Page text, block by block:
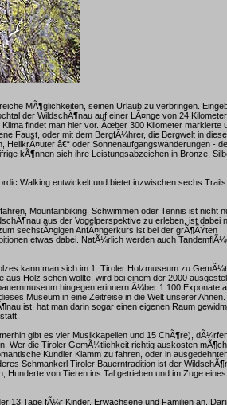
MÃ¶glichkeiten, seinen Urlaub zu verbringen.
der WildschÃ¶nau auf einer LÃ¤nge von 24
findet man hier vor. Ãœber 300 Kilometer markierte
Faust, oder mit dem BergfÃ¼hrer, die Bergwelt in
â€“ oder Sonnenaufgangswanderungen -
kÃ¶nnen sich ihre Leistungsabzeichen in Bronze,
Walking entwickelt und bietet inzwischen sechs
Mountainbiking, Schwimmen oder Tennis ist nicht
aus der Vogelperspektive zu erleben, ist dabei
sechstÃ¤gigen AnfÃ¤ngerkurs ist bei der grÃ¶ÃŸten
etwas dabei. NatÃ¼rlich werden auch
kann man sich im 1. Tiroler Holzmuseum zu
Holz sehen wollte, wird bei einem der 2000
hingegen erinnern Ã¼ber 1.100 Exponate
Museum in eine Zeitreise in die Welt unserer
ist, hat man darin sogar einen eigenen Raum
gibt es vier Musikkapellen und 15 ChÃ¶re),
Wer die Tiroler GemÃ¼tlichkeit richtig auskosten
Kundler Klamm zu fahren, oder in
Schmankerl Tiroler Bauerntradition ist der
Hunderte von Tieren ins Tal getrieben und im Zuge
13 Tage fÃ¼r Kinder, Erwachsene und Familien an.